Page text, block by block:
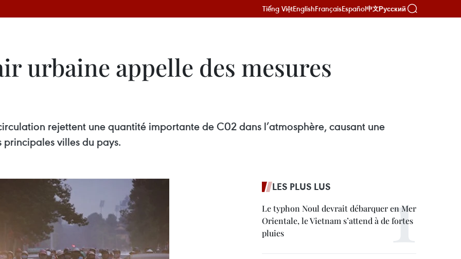
Tiếng ViệtEnglishFrançaisEspañol中文Русский
urbaine appelle des mesures
rejettent une quantité importante de C02 dans l’atmosphère, causant une
villes du pays.
LES PLUS LUS
Le typhon Noul devrait débarquer en Mer
Orientale, le Vietnam s’attend à de fortes
pluies